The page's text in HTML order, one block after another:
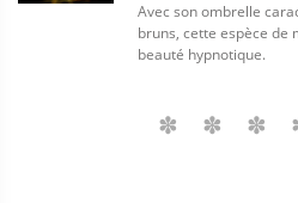
Avec son ombrelle
bruns, cette espèce de
beauté hypnotique.